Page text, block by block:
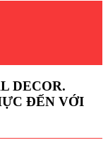
DECOR.
ĐẾN VỚI